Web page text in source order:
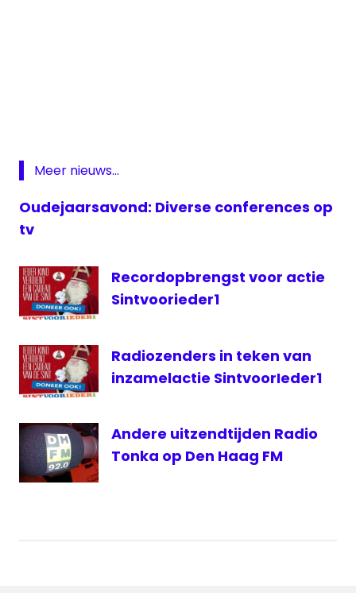
Sintvoorieder1
Meer nieuws...
Oudejaarsavond: Diverse conferences op
tv
Recordopbrengst voor actie
Sintvoorieder1
Radiozenders in teken van
inzamelactie SintvoorIeder1
Andere uitzendtijden Radio
Tonka op Den Haag FM